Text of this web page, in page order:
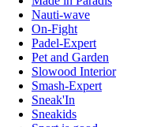
Nauti-wave
On-Fight
Padel-Expert
Pet and Garden
Slowood Interior
Smash-Expert
Sneak'In
Sneakids